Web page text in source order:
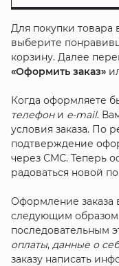
Для покупки товара
выберите
корзину. Далее
«Оформить заказ»
Когда оформляете
телефони e-mail.
условия заказа. По
подтверждение
через СМС. Теперь
радоваться новой
Оформление заказа
следующим
последовательным
оплаты, данные о
заказу написать